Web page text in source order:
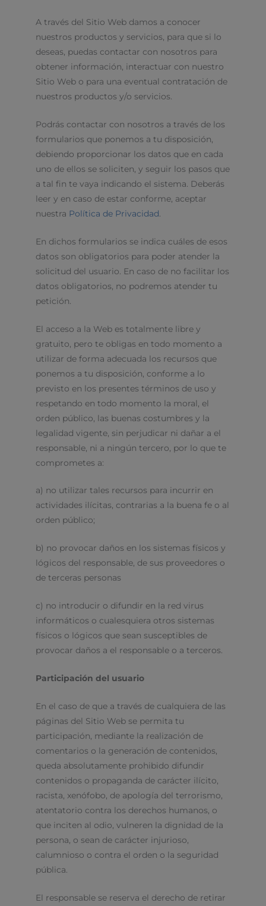
A través del Sitio Web damos a conocer
nuestros productos y servicios, para que si lo
deseas, puedas contactar con nosotros para
obtener información, interactuar con nuestro
Sitio Web o para una eventual contratación de
nuestros productos y/o servicios.
Podrás contactar con nosotros a través de los
formularios que ponemos a tu disposición,
debiendo proporcionar los datos que en cada
uno de ellos se soliciten, y seguir los pasos que
a tal fin te vaya indicando el sistema. Deberás
leer y en caso de estar conforme, aceptar
nuestra Política de Privacidad
En dichos formularios se indica cuáles de esos
datos son obligatorios para poder atender la
solicitud del usuario. En caso de no facilitar los
datos obligatorios, no podremos atender tu
petición.
El acceso a la Web es totalmente libre y
gratuito, pero te obligas en todo momento a
utilizar de forma adecuada los recursos que
ponemos a tu disposición, conforme a lo
previsto en los presentes términos de uso y
respetando en todo momento la moral, el
orden público, las buenas costumbres y la
legalidad vigente, sin perjudicar ni dañar a el
responsable, ni a ningún tercero, por lo que te
comprometes a:
a) no utilizar tales recursos para incurrir en
actividades ilícitas, contrarias a la buena fe o al
orden público;
b) no provocar daños en los sistemas físicos y
lógicos del responsable, de sus proveedores o
de terceras personas
c) no introducir o difundir en la red virus
informáticos o cualesquiera otros sistemas
físicos o lógicos que sean susceptibles de
provocar daños a el responsable o a terceros.
Participación del usuario
En el caso de que a través de cualquiera de las
páginas del Sitio Web se permita tu
participación, mediante la realización de
comentarios o la generación de contenidos,
queda absolutamente prohibido difundir
contenidos o propaganda de carácter ilícito,
racista, xenófobo, de apología del terrorismo,
atentatorio contra los derechos humanos, o
que inciten al odio, vulneren la dignidad de la
persona, o sean de carácter injurioso,
calumnioso o contra el orden o la seguridad
pública.
El responsable se reserva el derecho de retirar